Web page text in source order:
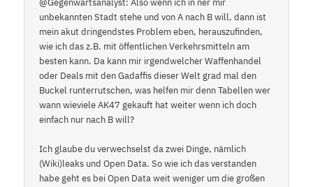
@Gegenwartsanalyst: Also wenn ich in ner mir
unbekannten Stadt stehe und von A nach B will, dann ist
mein akut dringendstes Problem eben, herauszufinden,
wie ich das z.B. mit öffentlichen Verkehrsmitteln am
besten kann. Da kann mir irgendwelcher Waffenhandel
oder Deals mit den Gadaffis dieser Welt grad mal den
Buckel runterrutschen, was helfen mir denn Tabellen wer
wann wieviele AK47 gekauft hat weiter wenn ich doch
einfach nur nach B will?
Ich glaube du verwechselst da zwei Dinge, nämlich
(Wiki)leaks und Open Data. So wie ich das verstanden
habe geht es bei Open Data weit weniger um die großen